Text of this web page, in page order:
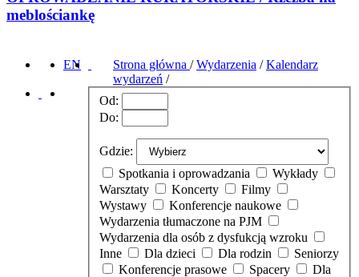
meblościankę
EN Strona główna / Wydarzenia /Kalendarz
wydarzeń /
Od:
Do:
Gdzie:
Spotkania i oprowadzania
Wykłady
Warsztaty
Koncerty
Filmy
Wystawy
Konferencje naukowe
Wydarzenia tłumaczone na PJM
Wydarzenia dla osób z dysfukcją wzroku
Inne
Dla dzieci Dla rodzin
Seniorzy
Konferencje prasowe
Spacery